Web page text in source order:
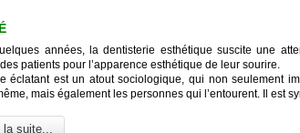
années, la dentisterie esthétique suscite une
patients pour l’apparence esthétique de leur sourire.
éclatant est un atout sociologique, qui non seulement
mais également les personnes qui l’entourent. Il est
la suite...